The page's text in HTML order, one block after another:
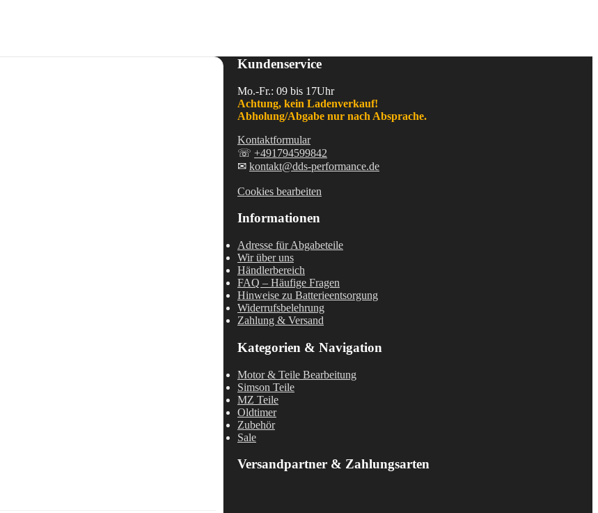
Kundenservice
Mo.-Fr.: 09 bis 17Uhr
Achtung, kein Ladenverkauf!
Abholung/Abgabe nur nach Absprache.
Kontaktformular
☏ +491794599842
✉ kontakt@dds-performance.de
Cookies bearbeiten
Informationen
Adresse für Abgabeteile
Wir über uns
Händlerbereich
FAQ – Häufige Fragen
Hinweise zu Batterieentsorgung
Widerrufsbelehrung
Zahlung & Versand
Kategorien & Navigation
Motor & Teile Bearbeitung
Simson Teile
MZ Teile
Oldtimer
Zubehör
Sale
Versandpartner & Zahlungsarten